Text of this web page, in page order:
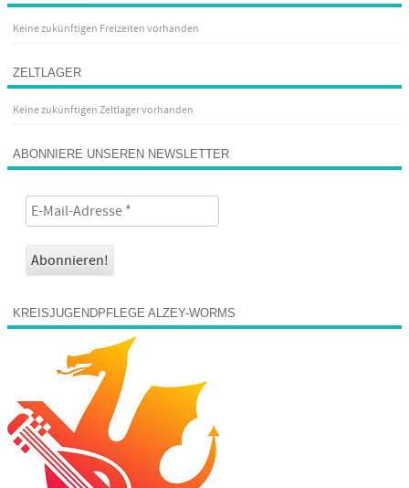
Keine zukünftigen Freizeiten vorhanden
ZELTLAGER
Keine zukünftigen Zeltlager vorhanden
ABONNIERE UNSEREN NEWSLETTER
KREISJUGENDPFLEGE ALZEY-WORMS